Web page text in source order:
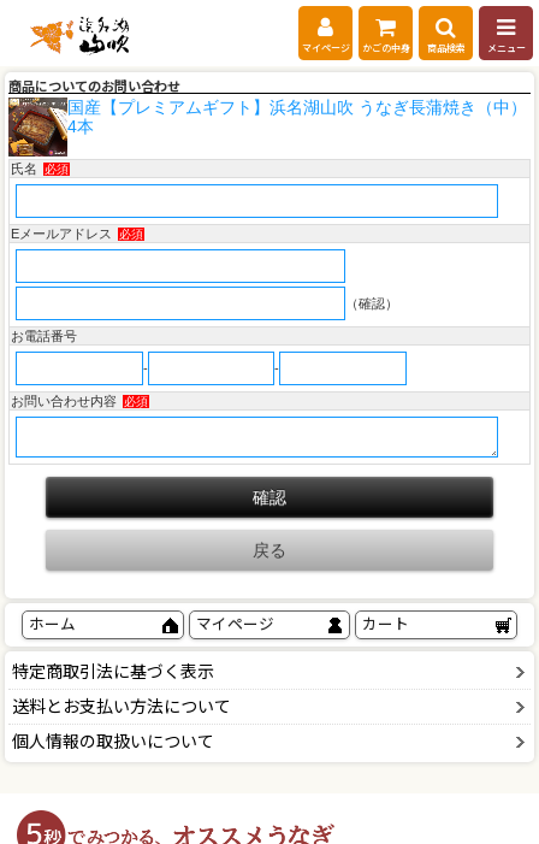
マイページ かごの中身 商品検索 メニュー
商品についてのお問い合わせ
国産【プレミアムギフト】浜名湖山吹 うなぎ長蒲焼き（中）
4本
氏名 必須
Eメールアドレス 必須
（確認）
お電話番号
- -
お問い合わせ内容 必須
ホーム マイページ カート
特定商取引法に基づく表示
送料とお支払い方法について
個人情報の取扱いについて